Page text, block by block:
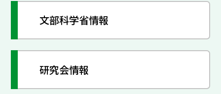
文部科学省情報
研究会情報